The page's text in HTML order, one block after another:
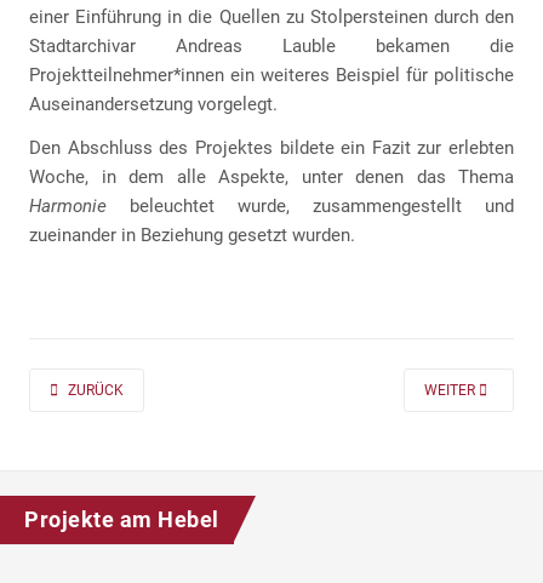
einer Einführung in die Quellen zu Stolpersteinen durch den
Stadtarchivar Andreas Lauble bekamen die
Projektteilnehmer*innen ein weiteres Beispiel für politische
Auseinandersetzung vorgelegt.
Den Abschluss des Projektes bildete ein Fazit zur erlebten
Woche, in dem alle Aspekte, unter denen das Thema
Harmonie beleuchtet wurde, zusammengestellt und
zueinander in Beziehung gesetzt wurden.
PREVIOUS ARTICLE: AD FONTES 2019/20 „MASS“ FÜR DIE KLASSEN 7
ZURÜCK NEXT ARTICLE:
WEITER
Projekte am Hebel